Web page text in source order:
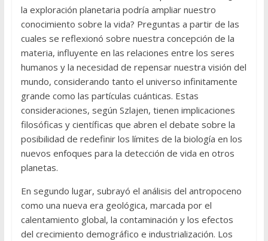
la exploración planetaria podría ampliar nuestro
conocimiento sobre la vida? Preguntas a partir de las
cuales se reflexionó sobre nuestra concepción de la
materia, influyente en las relaciones entre los seres
humanos y la necesidad de repensar nuestra visión del
mundo, considerando tanto el universo infinitamente
grande como las partículas cuánticas. Estas
consideraciones, según Szlajen, tienen implicaciones
filosóficas y científicas que abren el debate sobre la
posibilidad de redefinir los límites de la biología en los
nuevos enfoques para la detección de vida en otros
planetas.
En segundo lugar, subrayó el análisis del antropoceno
como una nueva era geológica, marcada por el
calentamiento global, la contaminación y los efectos
del crecimiento demográfico e industrialización. Los